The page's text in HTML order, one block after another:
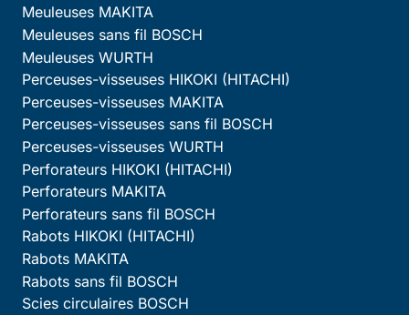
Meuleuses MAKITA
Meuleuses sans fil BOSCH
Meuleuses WURTH
Perceuses-visseuses HIKOKI (HITACHI)
Perceuses-visseuses MAKITA
Perceuses-visseuses sans fil BOSCH
Perceuses-visseuses WURTH
Perforateurs HIKOKI (HITACHI)
Perforateurs MAKITA
Perforateurs sans fil BOSCH
Rabots HIKOKI (HITACHI)
Rabots MAKITA
Rabots sans fil BOSCH
Scies circulaires BOSCH